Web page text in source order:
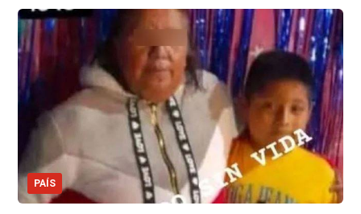
PAÍS